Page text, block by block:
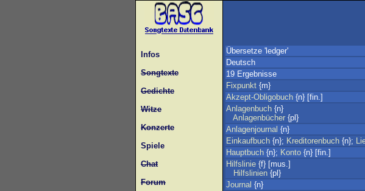
Infos
Songtexte
Gedichte
Witze
Konzerte
Spiele
Chat
Forum
Übersetze 'ledger'
Deutsch
19 Ergebnisse
Fixpunkt {m}
Akzept-Obligobuch {n} [fin.]
Anlagenbuch {n}
Anlagenbücher {pl}
Anlagenjournal {n}
Einkaufbuch {n}; Kreditorenbuch {n};
Hauptbuch {n}; Konto {n} [fin.]
Hilfslinie {f} [mus.]
Hilfslinien {pl}
Journal {n}